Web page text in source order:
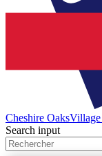
Cheshire OaksVillage
Search input